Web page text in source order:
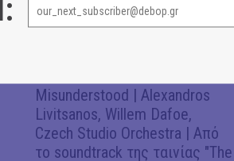
Misunderstood | Alexandros
Livitsanos, Willem Dafoe,
Czech Studio Orchestra | Από
το soundtrack της ταινίας "The